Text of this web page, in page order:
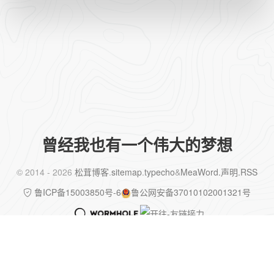
曾经我也有一个伟大的梦想
©️ 2014 - 2026 松茸博客.sitemap.typecho&MeaWord.声明.RSS
鲁ICP备15003850号-6
鲁公网安备37010102001321号